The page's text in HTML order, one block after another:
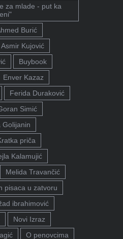
za mlade - put ka
Burić
Asmir Kujović
Buybook
Enver Kazaz
Ferida Duraković
Simić
Golijanin
priča
Kalamujić
Melida Travančić
pisaca u zatvoru
ibrahimović
Novi Izraz
O penovcima